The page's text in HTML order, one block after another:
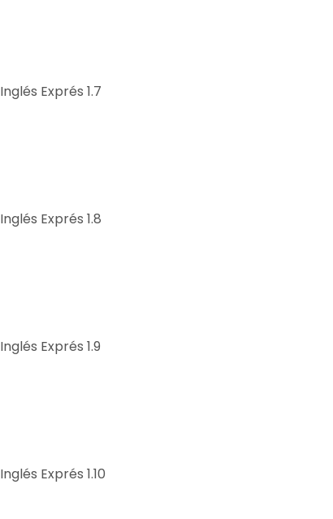
Inglés Exprés 1.7
Inglés Exprés 1.8
Inglés Exprés 1.9
Inglés Exprés 1.10